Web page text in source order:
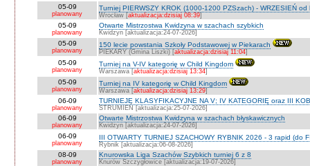
05-09
planowany
Turniej PIERWSZY KROK (1000-1200 PZSzach) - WRZESIEŃ od
Wrocław [aktualizacja:dzisiaj 08:39]
05-09
planowany
Otwarte Mistrzostwa Kwidzyna w szachach szybkich
Kwidzyn [aktualizacja:24-07-2026]
05-09
planowany
150 lecie powstania Szkoły Podstawowej w Piekarach
PIEKARY (Gmina Liszki) [aktualizacja:dzisiaj 11:04]
05-09
planowany
Turniej na V-IV kategorię w Child Kingdom
Warszawa [aktualizacja:dzisiaj 13:34]
05-09
planowany
Turniej na IV kategorię w Child Kingdom
Warszawa [aktualizacja:dzisiaj 13:29]
06-09
planowany
TURNIEJE KLASYFIKACYJNE NA V; IV KATEGORIĘ oraz III
STRUMIEŃ [aktualizacja:25-07-2026]
06-09
planowany
Otwarte Mistrzostwa Kwidzyna w szachach błyskawicznych
Kwidzyn [aktualizacja:24-07-2026]
06-09
planowany
III OTWARTY TURNIEJ SZACHOWY RYBNIK 2026 - 3 rapid (do
Rybnik [aktualizacja:06-08-2026]
08-09
planowany
Knurowska Liga Szachów Szybkich turniej 6 z 8
Knurów Szczygłowice [aktualizacja:19-07-2026]